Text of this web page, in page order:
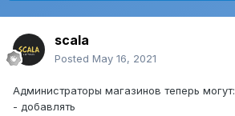
scala
Posted May 16, 2021
Администраторы магазинов теперь могут:
- добавлять